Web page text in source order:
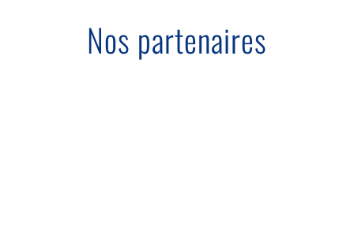
Nos partenaires